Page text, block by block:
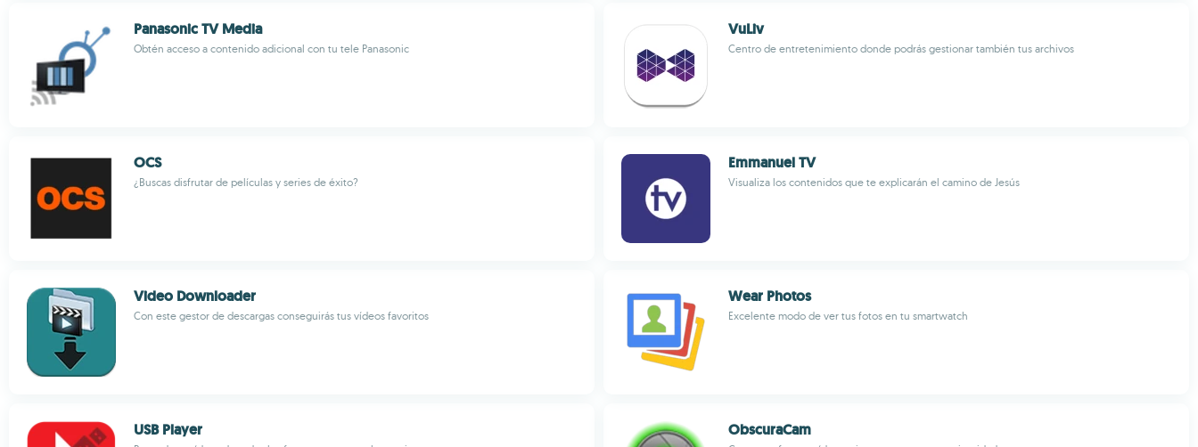
Panasonic TV Media
Obtén acceso a contenido adicional con tu tele Panasonic
VuLiv
Centro de entretenimiento donde podrás gestionar también tus archivos
OCS
¿Buscas disfrutar de películas y series de éxito?
Emmanuel TV
Visualiza los contenidos que te explicarán el camino de Jesús
Video Downloader
Con este gestor de descargas conseguirás tus vídeos favoritos
Wear Photos
Excelente modo de ver tus fotos en tu smartwatch
USB Player ObscuraCam